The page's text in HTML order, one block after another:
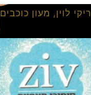
ריקי לוין, מעון כוכבים